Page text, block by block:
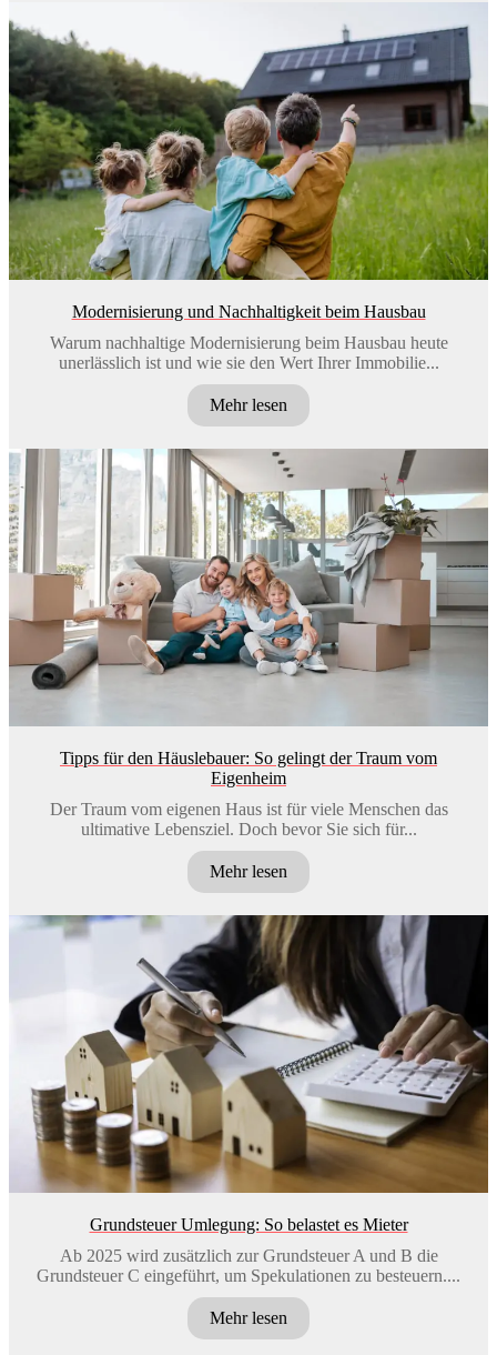
Modernisierung und Nachhaltigkeit beim Hausbau
Warum nachhaltige Modernisierung beim Hausbau heute
unerlässlich ist und wie sie den Wert Ihrer Immobilie...
Mehr lesen
Tipps für den Häuslebauer: So gelingt der Traum vom
Eigenheim
Der Traum vom eigenen Haus ist für viele Menschen das
ultimative Lebensziel. Doch bevor Sie sich für...
Mehr lesen
Grundsteuer Umlegung: So belastet es Mieter
Ab 2025 wird zusätzlich zur Grundsteuer A und B die
Grundsteuer C eingeführt, um Spekulationen zu besteuern....
Mehr lesen